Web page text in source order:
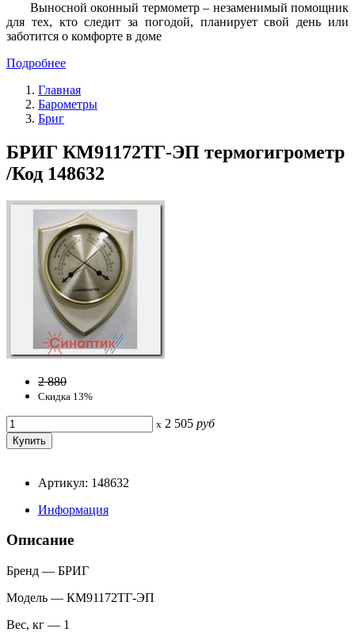
Выносной оконный термометр – незаменимый помощник
для тех, кто следит за погодой, планирует свой день или
заботится о комфорте в доме
Подробнее
Главная
Барометры
Бриг
БРИГ КМ91172ТГ-ЭП термогигрометр
/Код 148632
2 880
Скидка 13%
x 2 505 руб
Артикул: 148632
Информация
Описание
Бренд — БРИГ
Модель — КМ91172ТГ-ЭП
Вес, кг — 1